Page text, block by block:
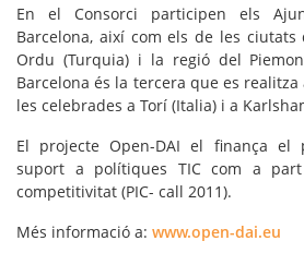
En el Consorci participen els
Barcelona, així com els de les ciutats
Ordu (Turquia) i la regió del
Barcelona és la tercera que es
les celebrades a Torí (Italia) i a
El projecte Open-DAI el finança el
suport a polítiques TIC com a
competitivitat (PIC- call 2011).
Més informació a: www.open-dai.eu